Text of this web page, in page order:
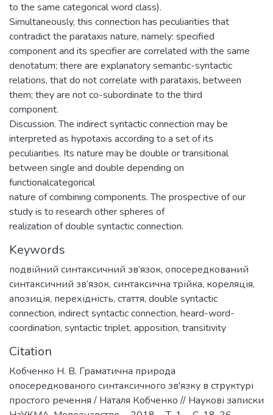
to the same categorical word class).
Simultaneously, this connection has peculiarities that
contradict the parataxis nature, namely: specified
component and its specifier are correlated with the same
denotatum; there are explanatory semantic-syntactic
relations, that do not correlate with parataxis, between
them; they are not co-subordinate to the third
component.
Discussion. The indirect syntactic connection may be
interpreted as hypotaxis according to a set of its
peculiarities. Its nature may be double or transitional
between single and double depending on
functionalcategorical
nature of combining components. The prospective of our
study is to research other spheres of
realization of double syntactic connection.
Keywords
подвійний синтаксичний зв’язок, опосередкований
синтаксичний зв’язок, синтаксична трійка, кореляція,
апозиція, перехідність, стаття, double syntactic
connection, indirect syntactic connection, heard-word-
coordination, syntactic triplet, apposition, transitivity
Citation
Кобченко Н. В. Граматична природа
опосередкованого синтаксичного зв'язку в структурі
простого речення / Наталя Кобченко // Наукові записки